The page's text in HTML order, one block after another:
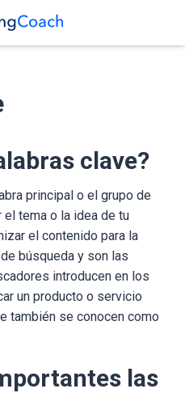
clave?
principal o el grupo de
tema o la idea de tu
el contenido para la
búsqueda y son las
introducen en los
un producto o servicio
también se conocen como
las